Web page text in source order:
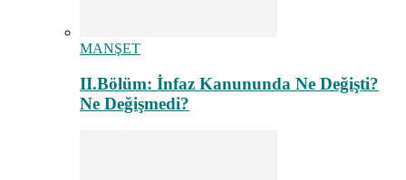
MANŞET
II.Bölüm: İnfaz Kanununda Ne Değişti?
Ne Değişmedi?